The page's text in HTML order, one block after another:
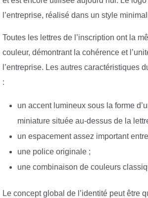
l’entreprise, réalisé dans un style
Toutes les lettres de l’inscription ont la
couleur, démontrant la cohérence et
l’entreprise. Les autres caractéristiques
:
un accent lumineux sous la forme
miniature située au-dessus de la
un espacement assez important
une police originale ;
une combinaison de couleurs
Le concept global de l’identité peut être